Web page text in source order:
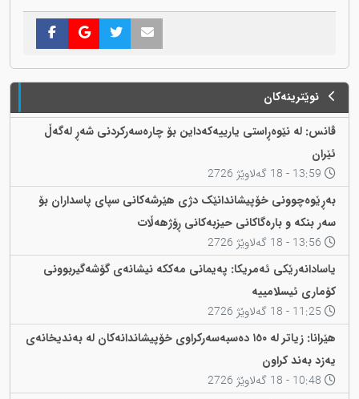
نوێترینەکان
ڤانس: لە نێوەڕاستی یارییەکەداین بۆ چارەسەرکردنی شەڕ لەگەڵ
ئێران
بەڕێوەچوونی خۆپیشاندانێک دژی هێرشەکانی سپای پاسداران بۆ
سەر بنکە و بارەگاکانی حیزبەکانی ڕۆژهەڵات
یاسادانەرێکی ئەمریکا: پەیمانی مەککە نیشانەی گۆشەگیربوونی
کۆماری ئیسلامییە
هێرانا: زیاتر لە ١٥٠ دەسبەسەرکراوی خۆپیشاندانەکان لە بەندیخانەی
یەزد بەند کراون